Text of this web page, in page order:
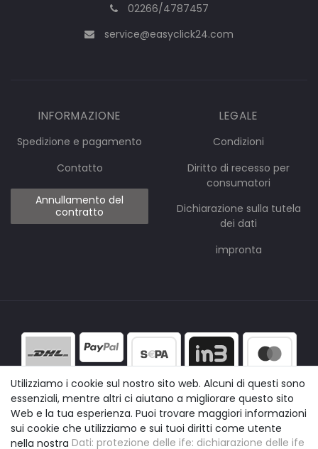
02266/4787457
service@easyclick24.com
INFORMAZIONE
Spedizione e pagamento
Contatto
Annullamento del
contratto
LEGALE
Condizioni
Diritto di recesso per
consumatori
Dichiarazione sulla tutela
dei dati
impronta
Utilizziamo i cookie sul nostro sito web. Alcuni di questi sono
essenziali, mentre altri ci aiutano a migliorare questo sito
Web e la tua esperienza. Puoi trovare maggiori informazioni
sui cookie che utilizziamo e sui tuoi diritti come utente
nella nostra Dati: protezione delle ife: dichiarazione delle ife